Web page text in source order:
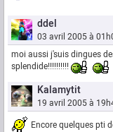
ddel
03 avril 2005 à
moi aussi j'suis dingues
splendide!!!!!!!!!!
Kalamytit
19 avril 2005 à
Encore quelques pti